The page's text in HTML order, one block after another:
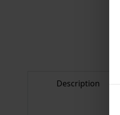
Description